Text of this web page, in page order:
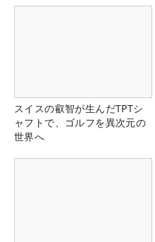
スイスの叡智が生んだTPTシ
ャフトで、ゴルフを異次元の
世界へ